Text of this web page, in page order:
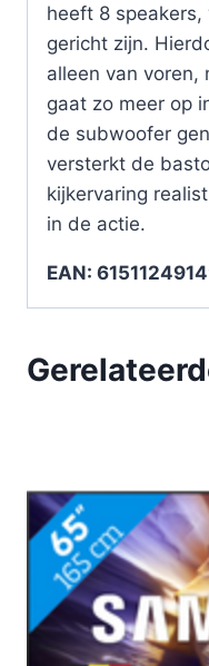
heeft 8 speakers,
gericht zijn.
alleen van voren,
gaat zo meer op
de subwoofer
versterkt de
kijkervaring
in de actie.
EAN: